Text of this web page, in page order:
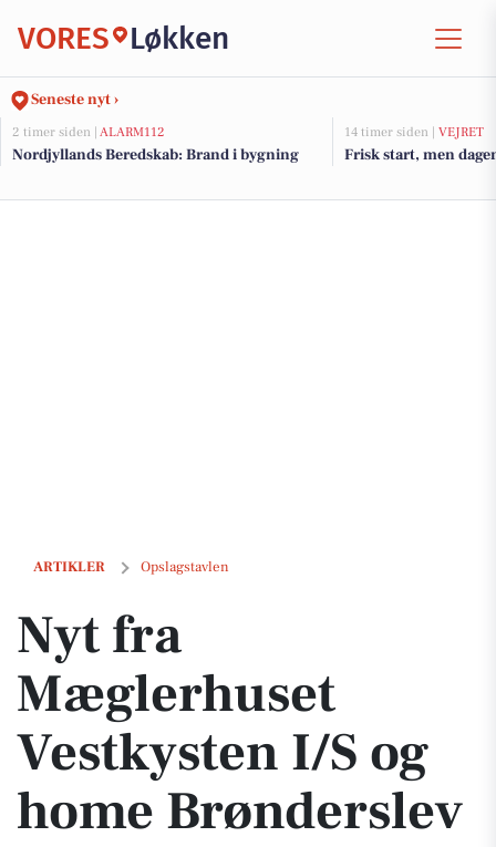
VORES Løkken
Seneste nyt ›
2 timer siden | ALARM112
Nordjyllands Beredskab: Brand i bygning
14 timer siden | VEJRET
Frisk start, men
ARTIKLER Opslagstavlen
Nyt fra Mæglerhuset Vestkysten I/S og home Brønderslev
Nyt fra
Mæglerhuset
Vestkysten I/S og
home Brønderslev